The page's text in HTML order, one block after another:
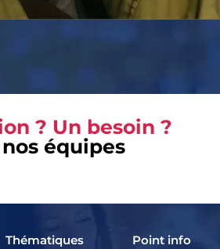
? Un besoin ?
équipes
Thématiques
Point info